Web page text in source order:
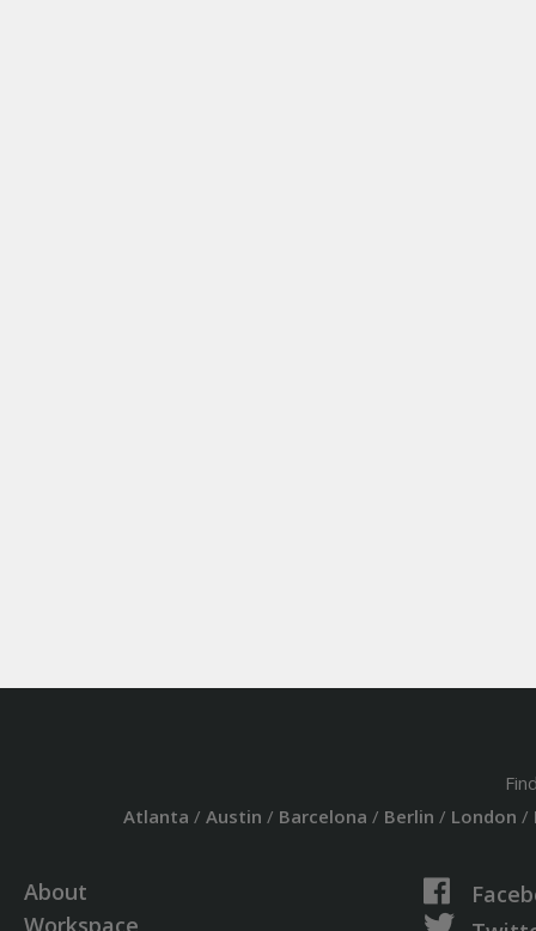
Find
Atlanta / Austin / Barcelona / Berlin / London /
About
Workspace